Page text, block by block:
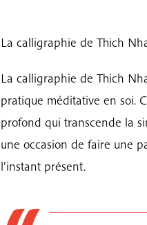
La calligraphie de Thich
La calligraphie de Thich
pratique méditative en soi.
profond qui transcende la
une occasion de faire une
l’instant présent.